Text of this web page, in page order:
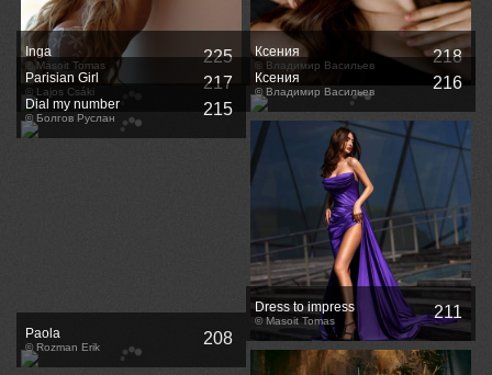
Inga
© Masoit Tomas 225 Ксения
© Владимир Васильев 218
Parisian Girl
© Lajos Csáki 217 Ксения
© Владимир Васильев 216
Dial my number
© Болгов Руслан 215
Dress to impress
© Masoit Tomas 211
Paola
© Rozman Erik 208